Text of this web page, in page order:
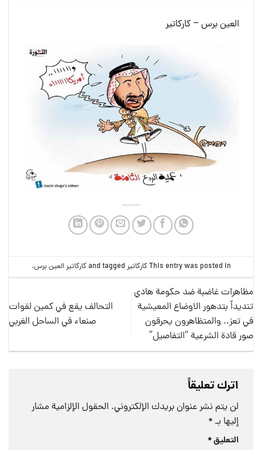
العين برس – كاركاتير
This entry was posted inكاركاتير كاركاتير العين برس.
مظاهرات غاضبة ضد حكومة هادي
تنديداً بتدهور الاوضاع المعيشية
في تعز.. والمتظاهرون يحرقون
صور قادة الشرعية “التفاصيل”
التحالف يقع في كمين لقوات
صنعاء في الساحل الغربي
اترك تعليقاً
لن يتم نشر عنوان بريدك الإلكتروني. الحقول الإلزامية مشار
إليها بـ *
التعليق*